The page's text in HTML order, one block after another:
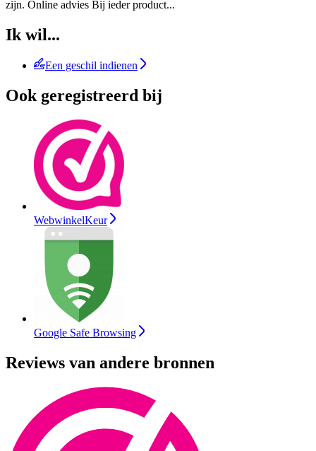
zijn. Online advies Bij ieder product...
Ik wil...
Een geschil indienen
Ook geregistreerd bij
WebwinkelKeur
Google Safe Browsing
Reviews van andere bronnen